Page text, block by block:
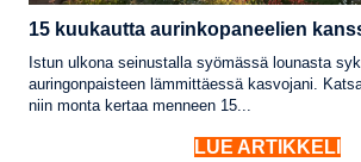
15 kuukautta aurinkopaneelien
Istun ulkona seinustalla syömässä lounasta
auringonpaisteen lämmittäessä kasvojani.
niin monta kertaa menneen 15...
LUE ARTIKKELI